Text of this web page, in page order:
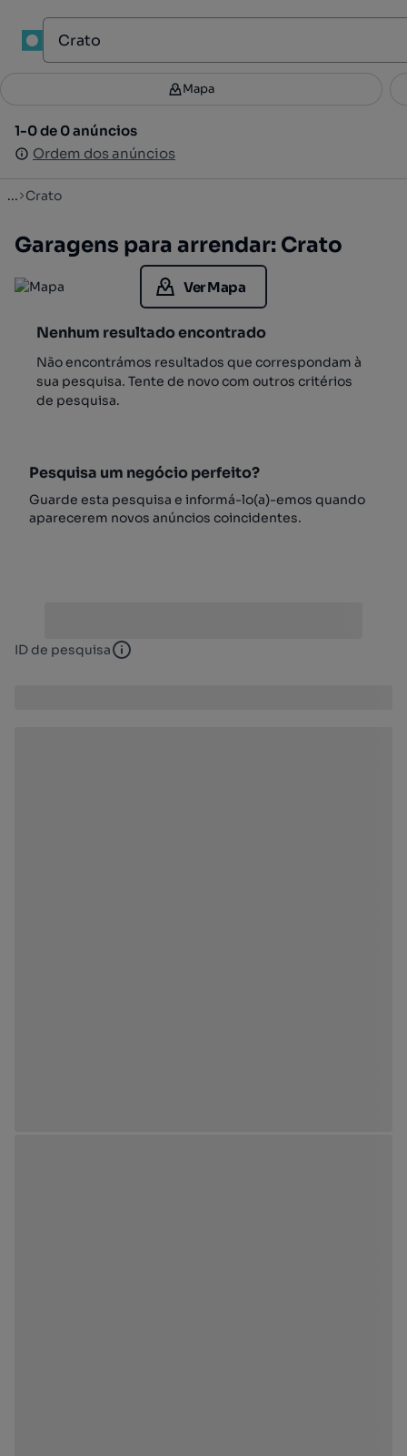
Filtros 3
1-0 de 0 anúncios
Ordem dos anúncios
Mapa
1-0 de 0 anúncios
Ordem dos anúncios
... Crato
Garagens para arrendar: Crato
Ver Mapa
Nenhum resultado encontrado
Não encontrámos resultados que correspondam à
sua pesquisa. Tente de novo com outros critérios
de pesquisa.
Pesquisa um negócio perfeito?
Guarde esta pesquisa e informá-lo(a)-emos quando
aparecerem novos anúncios coincidentes.
ID de pesquisa ID de pesquisa